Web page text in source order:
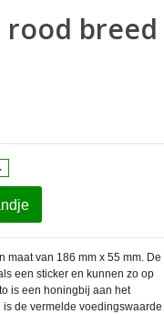
breed
maat van 186 mm x 55 mm. De
een sticker en kunnen zo op
is een honingbij aan het
de vermelde voedingswaarde